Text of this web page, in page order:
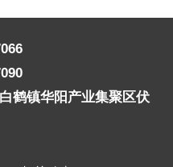
鹤镇华阳产业集聚区伏